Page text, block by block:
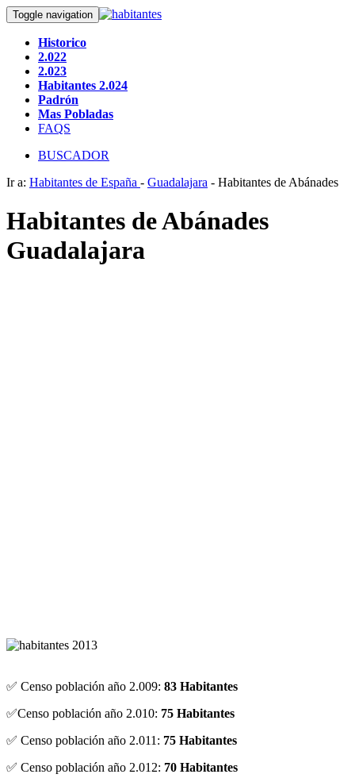
Toggle navigation
Historico
2.022
2.023
Habitantes 2.024
Padrón
Mas Pobladas
FAQS
BUSCADOR
Ir a: Habitantes de España - Guadalajara - Habitantes de Abánades
Habitantes de Abánades
Guadalajara
✅ Censo población año 2.009: 83 Habitantes
✅Censo población año 2.010: 75 Habitantes
✅ Censo población año 2.011: 75 Habitantes
✅ Censo población año 2.012: 70 Habitantes